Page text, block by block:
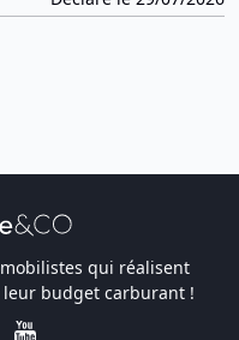
qui réalisent
budget carburant !